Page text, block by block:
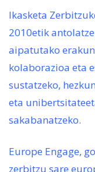
Ikasketa
2010etik
aipatutako
kolaborazioa eta
sustatzeko,
eta
sakabanatzeko.
Europe Engage,
zerbitzu sare